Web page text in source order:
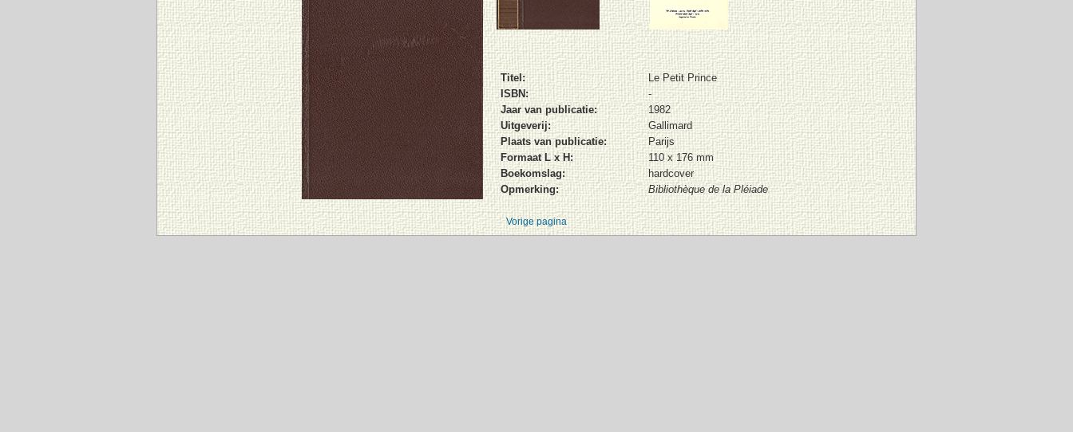
Titel:
Le Petit Prince
ISBN:
-
Jaar van publicatie:
1982
Uitgeverij:
Gallimard
Plaats van publicatie:
Parijs
Formaat L x H:
110 x 176 mm
Boekomslag:
hardcover
Opmerking:
Bibliothèque de la Pléiade
Vorige pagina